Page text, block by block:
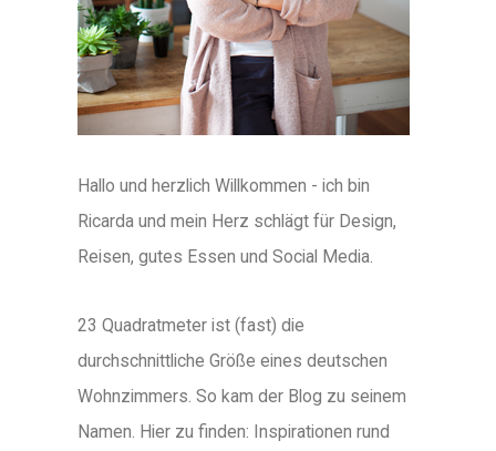
Hallo und herzlich Willkommen - ich bin
Ricarda und mein Herz schlägt für Design,
Reisen, gutes Essen und Social Media.
23 Quadratmeter ist (fast) die
durchschnittliche Größe eines deutschen
Wohnzimmers. So kam der Blog zu seinem
Namen. Hier zu finden: Inspirationen rund